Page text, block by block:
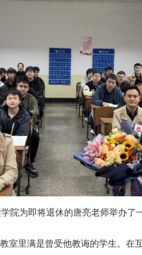
院为即将退休的唐亮老师举办了
室里满是曾受他教诲的学生。在